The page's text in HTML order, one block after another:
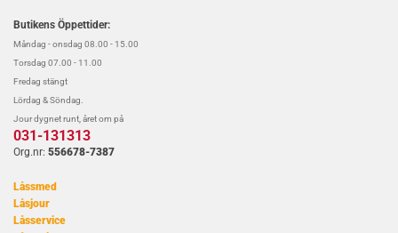
Butikens Öppettider:
Måndag - onsdag 08.00 - 15.00
Torsdag 07.00 - 11.00
Fredag stängt
Lördag & Söndag.
Jour dygnet runt, året om på
031-131313
Org.nr: 556678-7387
Låssmed
Låsjour
Låsservice